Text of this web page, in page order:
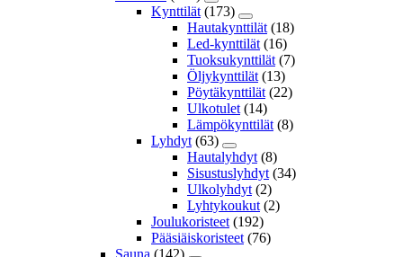
Kynttilät (173)
Hautakynttilät (18)
Led-kynttilät (16)
Tuoksukynttilät (7)
Öljykynttilät (13)
Pöytäkynttilät (22)
Ulkotulet (14)
Lämpökynttilät (8)
Lyhdyt (63)
Hautalyhdyt (8)
Sisustuslyhdyt (34)
Ulkolyhdyt (2)
Lyhtykoukut (2)
Joulukoristeet (192)
Pääsiäiskoristeet (76)